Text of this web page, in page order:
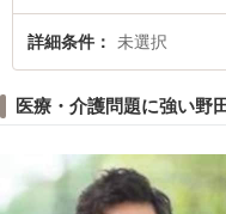
談者さんにおすすめです。
詳細条件 未選択
医療・介護問題に強い野